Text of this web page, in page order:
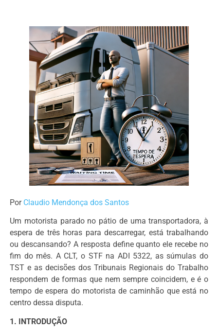
PorClaudio Mendonça dos Santos
Um motorista parado no pátio de uma transportadora, à
espera de três horas para descarregar, está trabalhando
ou descansando? A resposta define quanto ele recebe no
fim do mês. A CLT, o STF na ADI 5322, as súmulas do
TST e as decisões dos Tribunais Regionais do Trabalho
respondem de formas que nem sempre coincidem, e é o
tempo de espera do motorista de caminhão que está no
centro dessa disputa.
1. INTRODUÇÃO